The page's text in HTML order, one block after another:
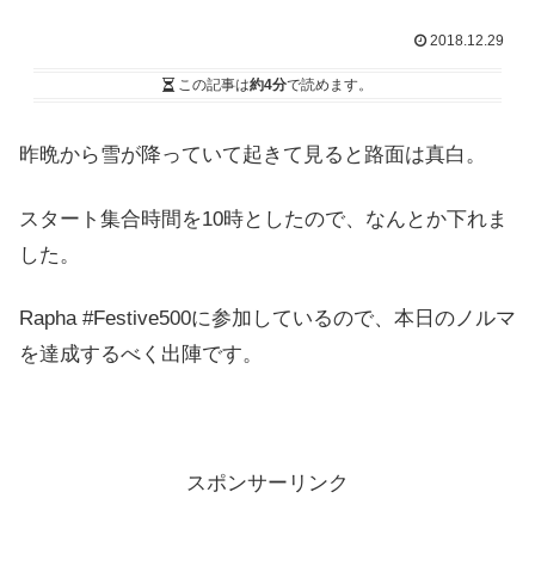
2018.12.29
この記事は約4分で読めます。
昨晩から雪が降っていて起きて見ると路面は真白。
スタート集合時間を10時としたので、なんとか下れま
した。
Rapha #Festive500に参加しているので、本日のノルマ
を達成するべく出陣です。
スポンサーリンク